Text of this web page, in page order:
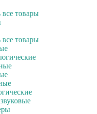
товары
товары